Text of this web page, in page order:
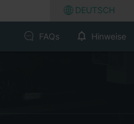
DEUTSCH
FAQs Hinweise